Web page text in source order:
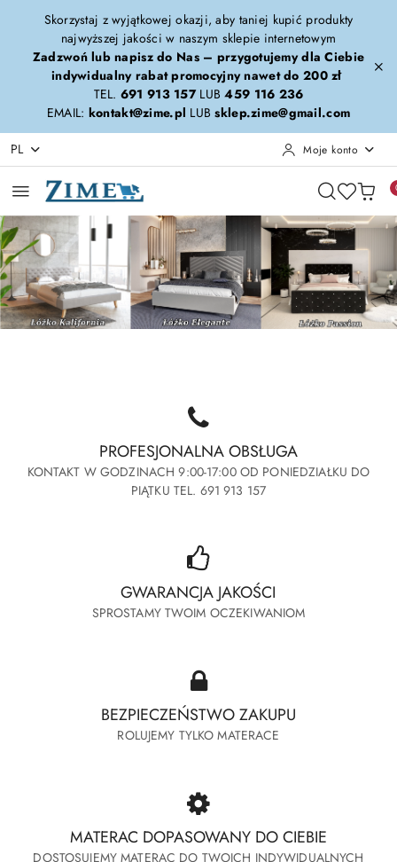
Przejdź do treści głównej
Przejdź do wyszukiwarki
Przejdź do moje konto
Przejdź do menu głównego
Przejdź do stopki
Skorzystaj z wyjątkowej okazji, aby taniej kupić produkty
najwyższej jakości w naszym sklepie internetowym
Zadzwoń lub napisz do Nas – przygotujemy dla Ciebie
indywidualny rabat promocyjny nawet do 200 zł
TEL. 691 913 157LUB459 116 236
EMAIL: kontakt@zime.pl LUBsklep.zime@gmail.com
PL Moje konto
Pomiń karuzelę promocyjną
PROFESJONALNA OBSŁUGA
KONTAKT W GODZINACH 9:00-17:00 OD PONIEDZIAŁKU DO
PIĄTKU TEL. 691 913 157
GWARANCJA JAKOŚCI
SPROSTAMY TWOIM OCZEKIWANIOM
BEZPIECZEŃSTWO ZAKUPU
ROLUJEMY TYLKO MATERACE
MATERAC DOPASOWANY DO CIEBIE
DOSTOSUJEMY MATERAC DO TWOICH INDYWIDUALNYCH